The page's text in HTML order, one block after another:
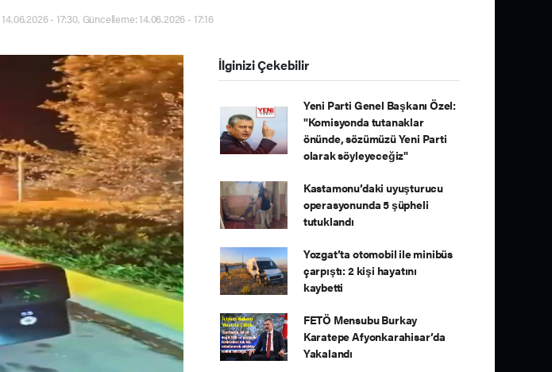
- 17:30, Güncelleme: 14.06.2026 - 17:16
İlginizi Çekebilir
Yeni Parti Genel Başkanı Özel:
"Komisyonda tutanaklar
önünde, sözümüzü Yeni Parti
olarak söyleyeceğiz"
Kastamonu’daki uyuşturucu
operasyonunda 5 şüpheli
tutuklandı
Yozgat’ta otomobil ile minibüs
çarpıştı: 2 kişi hayatını
kaybetti
FETÖ Mensubu Burkay
Karatepe Afyonkarahisar’da
Yakalandı